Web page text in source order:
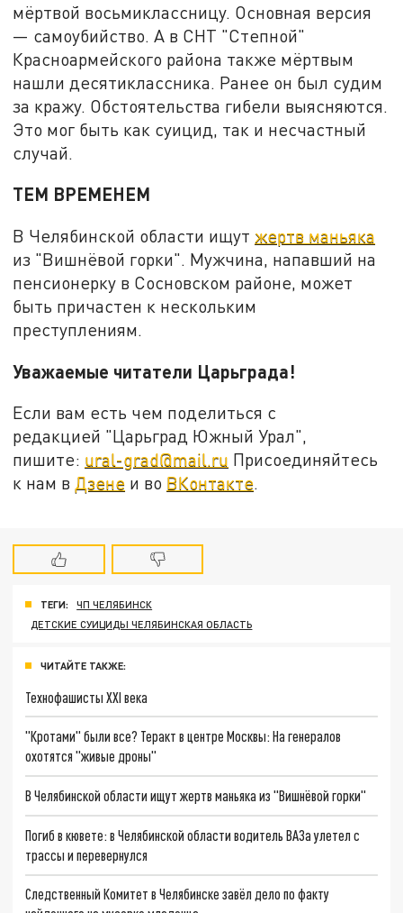
мёртвой восьмиклассницу. Основная версия
— самоубийство. А в СНТ "Степной"
Красноармейского района также мёртвым
нашли десятиклассника. Ранее он был судим
за кражу. Обстоятельства гибели выясняются.
Это мог быть как суицид, так и несчастный
случай.
ТЕМ ВРЕМЕНЕМ
В Челябинской области ищут жертв маньяка
из "Вишнёвой горки". Мужчина, напавший на
пенсионерку в Сосновском районе, может
быть причастен к нескольким
преступлениям.
Уважаемые читатели Царьграда!
Если вам есть чем поделиться с
редакцией "Царьград Южный Урал",
пишите: ural-grad@mail.ru Присоединяйтесь
к нам в Дзене и во ВКонтакте.
ТЕГИ:
ЧП ЧЕЛЯБИНСК
ДЕТСКИЕ СУИЦИДЫ ЧЕЛЯБИНСКАЯ ОБЛАСТЬ
ЧИТАЙТЕ ТАКЖЕ:
Технофашисты XXI века
"Кротами" были все? Теракт в центре Москвы: На генералов
охотятся "живые дроны"
В Челябинской области ищут жертв маньяка из "Вишнёвой горки"
Погиб в кювете: в Челябинской области водитель ВАЗа улетел с
трассы и перевернулся
Следственный Комитет в Челябинске завёл дело по факту